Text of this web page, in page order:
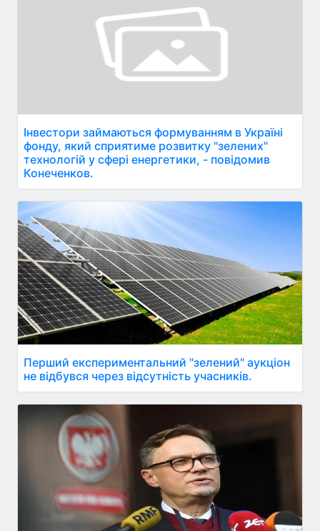
Інвестори займаються формуванням в Україні
фонду, який сприятиме розвитку "зелених"
технологій у сфері енергетики, - повідомив
Конеченков.
Перший експериментальний "зелений" аукціон
не відбувся через відсутність учасників.